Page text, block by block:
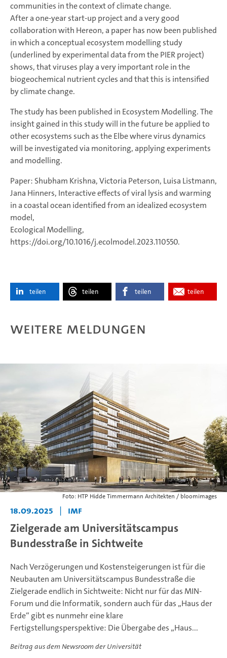
communities in the context of climate change.
After a one-year start-up project and a very good
collaboration with Hereon, a paper has now been published
in which a conceptual ecosystem modelling study
(underlined by experimental data from the PIER project)
shows, that viruses play a very important role in the
biogeochemical nutrient cycles and that this is intensified
by climate change.
The study has been published in Ecosystem Modelling. The
insight gained in this study will in the future be applied to
other ecosystems such as the Elbe where virus dynamics
will be investigated via monitoring, applying experiments
and modelling.
Paper: Shubham Krishna, Victoria Peterson, Luisa Listmann,
Jana Hinners, Interactive effects of viral lysis and warming
in a coastal ocean identified from an idealized ecosystem
model,
Ecological Modelling,
https://doi.org/10.1016/j.ecolmodel.2023.110550.
teilen teilen teilen teilen
Weitere Meldungen
Foto: HTP Hidde Timmermann Architekten / bloomimages
18.09.2025 | IMF
Zielgerade am Universitätscampus
Bundesstraße in Sichtweite
Nach Verzögerungen und Kostensteigerungen ist für die
Neubauten am Universitätscampus Bundesstraße die
Zielgerade endlich in Sichtweite: Nicht nur für das MIN-
Forum und die Informatik, sondern auch für das „Haus der
Erde“ gibt es nunmehr eine klare
Fertigstellungsperspektive: Die Übergabe des „Haus...
Beitrag aus dem Newsroom der Universität